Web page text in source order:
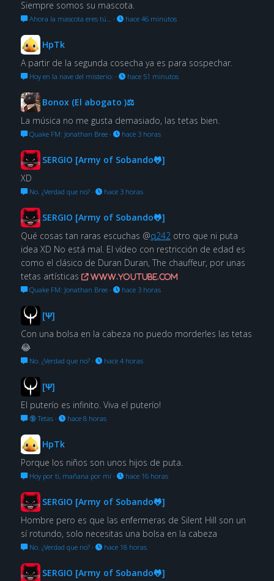
Siempre somos su mascota.
Ahora la mascota eres tú… · hace 46 minutos
HpTk
A partir de la segunda cosecha ya es para sospechar.
Hoy en la nave del misterio: · hace 51 minutos
Bonox (El abogato )⚖
La música no me gusta demasiado, las tetas bien.
Quake FM: Jonathan Bree· hace 3 horas
SERGIO [Army of Sobando🐸]
XD
No. ¿Verdad que no?· hace 3 horas
SERGIO [Army of Sobando🐸]
Qué cosas tan raras escuchas @q242 otro que ni puta
idea XD No está mal. El vídeo con restricción de edad es
como el clásico de Duran Duran, The chauffeur, por unas
tetas artísticas
www.youtube.com
Quake FM: Jonathan Bree· hace 3 horas
[Ψ]
Con una bolsa en la cabeza no puedo morderles las tetas
😂
No. ¿Verdad que no?· hace 4 horas
[Ψ]
El puterío es infinito. Viva el puterío!
🔞 Tetas· hace 8 horas
HpTk
Porque los niños son unos hijos de puta.
Hoy por ti, mañana por mí· hace 16 horas
SERGIO [Army of Sobando🐸]
Hombre pero es que las enfermeras de Silent Hill son un
sí rotundo, solo necesitas una bolsa en la cabeza
No. ¿Verdad que no?· hace 18 horas
SERGIO [Army of Sobando🐸]